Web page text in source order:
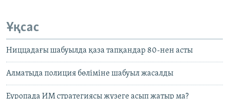
Ұқсас
Ниццадағы шабуылда қаза тапқандар 80-нен асты
Алматыда полиция бөліміне шабуыл жасалды
Еуропада ИМ стратегиясы жүзеге асып жатыр ма?